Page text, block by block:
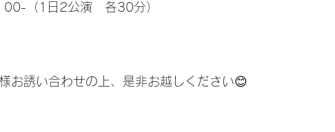
（1日2公演　各30分）
お誘い合わせの上、是非お越しください😊